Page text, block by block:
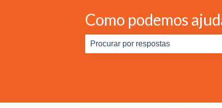
Como podemos